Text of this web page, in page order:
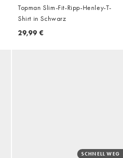
Topman Slim-Fit-Ripp-Henley-T-
Shirt in Schwarz
29,99 €
SCHNELL WEG